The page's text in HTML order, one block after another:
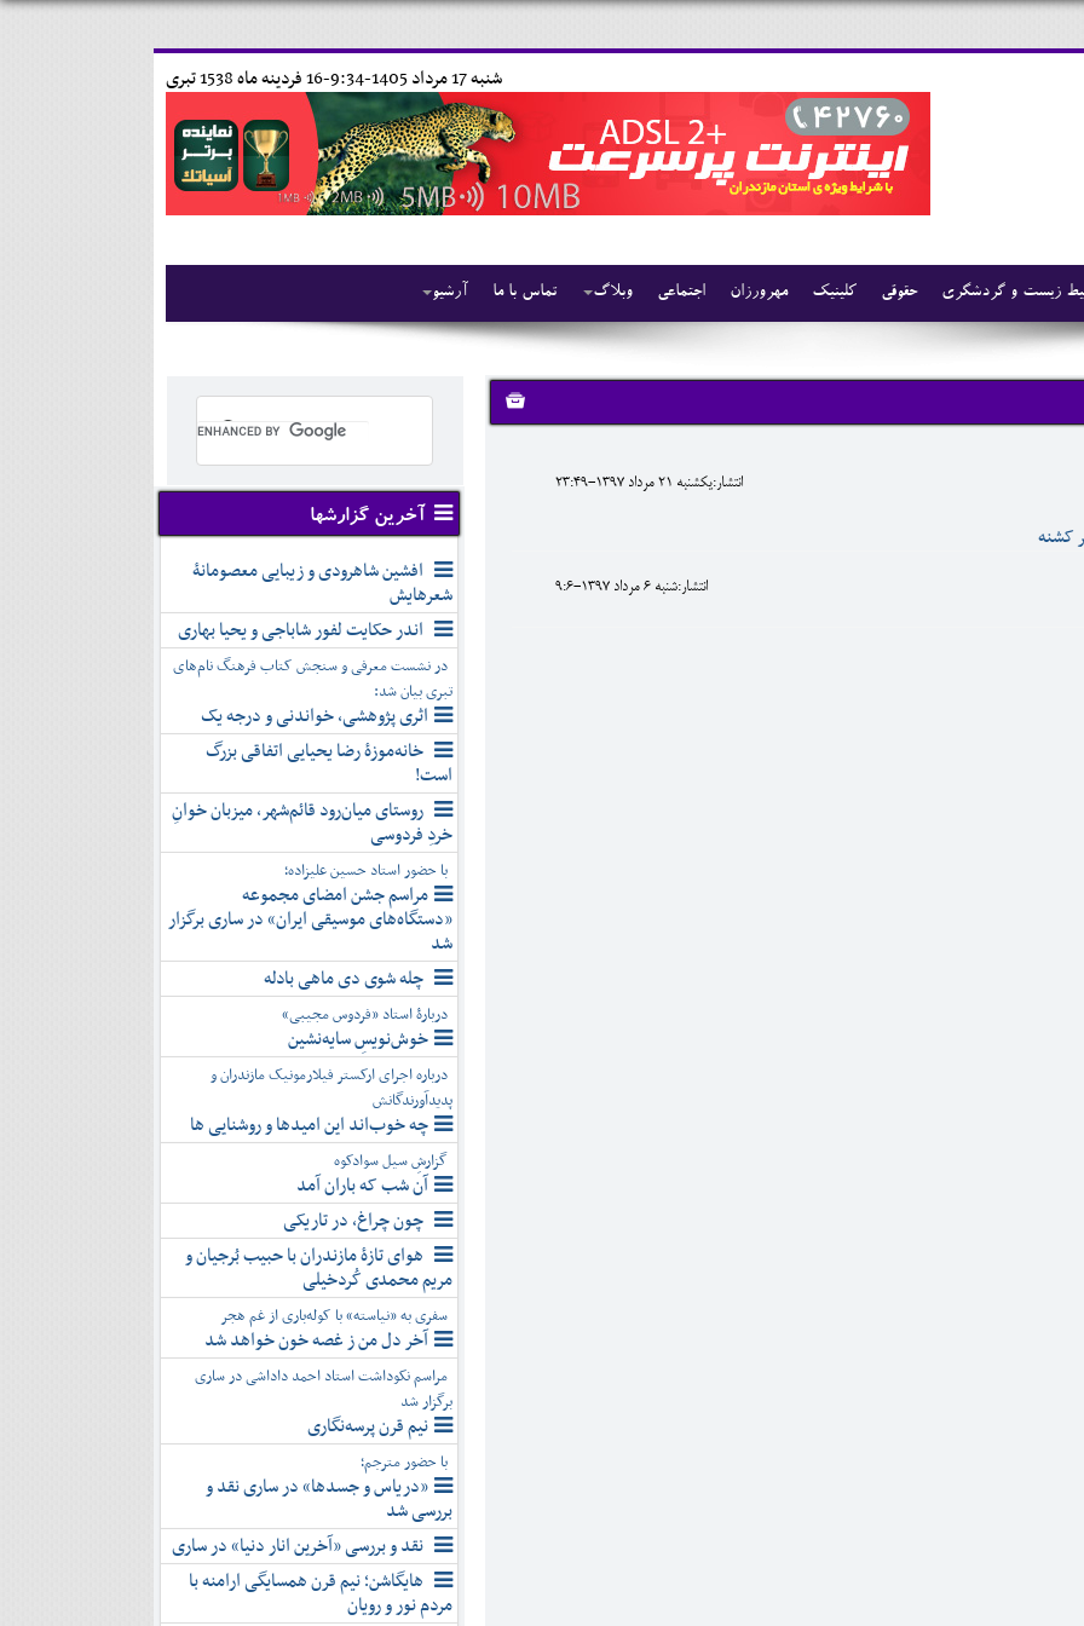
16 فردينه ماه 1538 تبری شنبه 17 مرداد 1405-9:34-
آرشیو تماس با ما وبلاگ اجتماعی مهرورزان کلینیک حقوقی زیست و گردشگری
انتشار:يکشنبه 21 مرداد 1397-23:49
کشنه
انتشار:شنبه 6 مرداد 1397-9:6
آخرین گزارشها
افشین شاهرودی و زیبایی معصومانۀ
شعرهایش
اندر حکایت لفور شاباجی و یحیا بهاری
در نشست معرفی و سنجش کتاب فرهنگ نام‌های
تبری بیان شد:
اثری پژوهشی، خواندنی و درجه یک
خانه‌موزۀ رضا یحیایی اتفاقی بزرگ
است!
روستای میان‌رود قائم‌شهر، میزبان خوانِ
خردِ فردوسی
با حضور استاد حسین علیزاده؛
مراسم جشن امضای مجموعه
«دستگاه‌های موسیقی ایران» در ساری برگزار
شد
چله شوی دی ماهی بادله
دربارۀ استاد «فردوس مجیبی»
خوش‌نویسِ سایه‌نشین
درباره اجرای ارکستر فیلارمونیک مازندران و
پدیدآورندگانش
چه خوب‌اند این امیدها و روشنایی ها
گزارشِ سیل سوادکوه
آن شب که باران آمد
چون چراغ، در تاریکی
هوای تازۀ مازندران با حبیب بُرجیان و
مریم محمدی کُردخیلی
سفری به «نیاسته» با کوله‌باری از غم هجر
آخر دل من ز غصه خون خواهد شد
مراسم نکوداشت استاد احمد داداشی در ساری
برگزار شد
نیم قرن پرسه‌نگاری
با حضور مترجم؛
«دریاس و جسدها» در ساری نقد و
بررسی شد
نقد و بررسی «آخرین انار دنیا» در ساری
هایگاشن؛ نیم قرن همسایگی ارامنه با
مردم نور و رویان